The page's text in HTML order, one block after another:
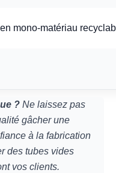
mono-matériau
? Ne laissez pas
gâcher une
à la fabrication
des tubes vides
vos clients.